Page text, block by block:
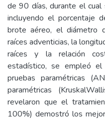
de 90 días, durante el cual
incluyendo el porcentaje
brote aéreo, el diámetro
raíces adventicias, la
raíces y la relación
estadístico, se empleó el
pruebas paramétricas
paramétricas
revelaron que el
100%) demostró los